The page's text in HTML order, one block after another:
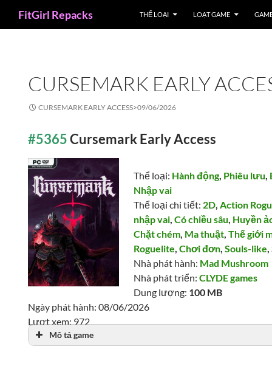
FitGirl Repacks THỂ LOẠI LOẠT GAME
CURSEMARK EARLY
CURSEMARK EARLY ACCESS>09/06/2026
#5365Cursemark Early Access
Thể loại: Hành động, Phiêu lưu,
Nhập vai
Thể loại chi tiết: 2D,Action
nhập vai,Có chiều sâu, Huyền
Chặt chém, Ma thuật,Thế giới
Roguelite,Chơi đơn,Souls-like,
Nhà phát hành: Mad Mushroom
Nhà phát triển:CLYDE games
Dung lượng: 100 MB
Ngày phát hành: 08/06/2026
Lượt xem: 972
Mô tả game